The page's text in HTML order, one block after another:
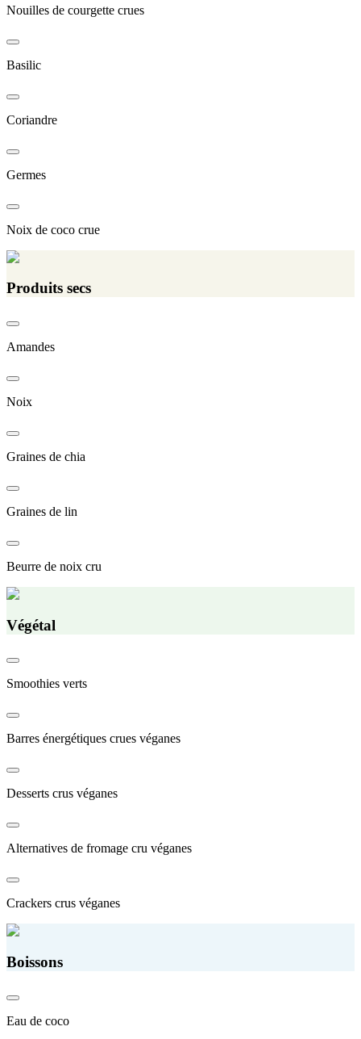
Nouilles de courgette crues
Basilic
Coriandre
Germes
Noix de coco crue
Produits secs
Amandes
Noix
Graines de chia
Graines de lin
Beurre de noix cru
Végétal
Smoothies verts
Barres énergétiques crues véganes
Desserts crus véganes
Alternatives de fromage cru véganes
Crackers crus véganes
Boissons
Eau de coco